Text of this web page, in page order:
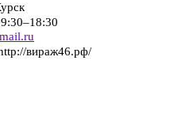
вираж46.рф/